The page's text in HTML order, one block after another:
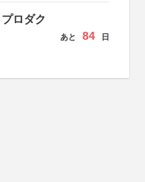
ロダク
あと 84 日